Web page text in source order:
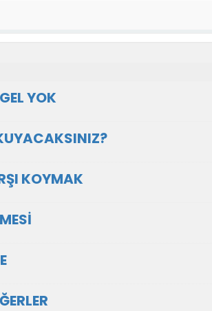
YOK
KOYMAK